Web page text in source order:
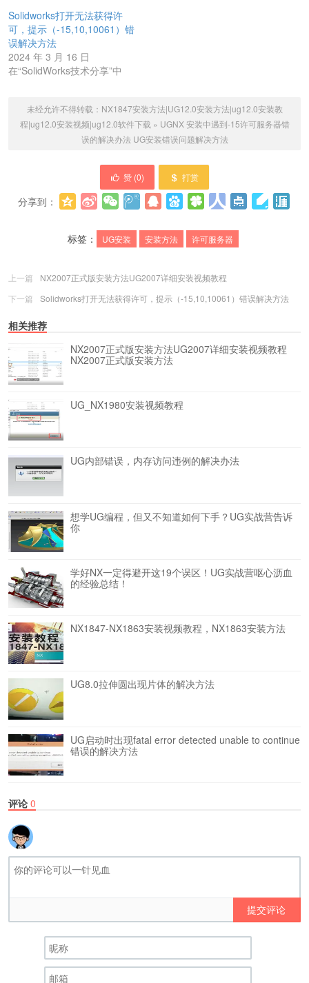
Solidworks打开无法获得许
可，提示（-15,10,10061）错
误解决方法
2024 年 3 月 16 日
在“SolidWorks技术分享”中
未经允许不得转载： NX1847安装方法|UG12.0安装方法|ug12.0安装教
程|ug12.0安装视频|ug12.0软件下载» UGNX 安装中遇到-15许可服务器错
误的解决办法 UG安装错误问题解决方法
赞 (0) 打赏
分享到：
标签：
UG安装 安装方法 许可服务器
上一篇
NX2007正式版安装方法UG2007详细安装视频教程
下一篇
Solidworks打开无法获得许可，提示（-15,10,10061）错误解决方法
相关推荐
NX2007正式版安装方法UG2007详细安装视频教程
NX2007正式版安装方法
UG_NX1980安装视频教程
UG内部错误，内存访问违例的解决办法
想学UG编程，但又不知道如何下手？UG实战营告诉
你
学好NX一定得避开这19个误区！UG实战营呕心沥血
的经验总结！
NX1847-NX1863安装视频教程，NX1863安装方法
UG8.0拉伸圆出现片体的解决方法
UG启动时出现fatal error detected unable to continue
错误的解决方法
评论 0
提交评论